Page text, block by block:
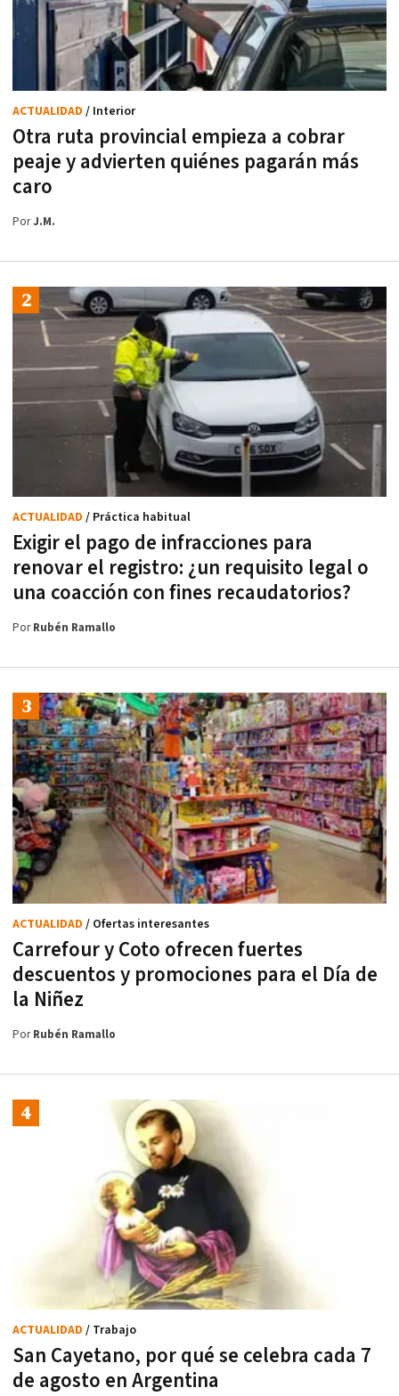
Otra ruta provincial empieza a cobrar
peaje y advierten quiénes pagarán más
caro
ACTUALIDAD / Interior
PorJ.M.
Exigir el pago de infracciones para
renovar el registro: ¿un requisito legal o
una coacción con fines recaudatorios?
ACTUALIDAD / Práctica habitual
PorRubén Ramallo
Carrefour y Coto ofrecen fuertes
descuentos y promociones para el Día de
la Niñez
ACTUALIDAD / Ofertas interesantes
PorRubén Ramallo
San Cayetano, por qué se celebra cada 7
de agosto en Argentina
ACTUALIDAD / Trabajo